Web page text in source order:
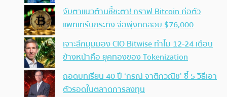
จับตาแนวต้านชี้ชะตา! กราฟ Bitcoin ก่อตัว
แพทเทิร์นกระทิง จ่อพุ่งทดสอบ $76,000
เจาะลึกมุมมอง CIO Bitwise ทำไม 12-24 เดือน
ข้างหน้าคือ ยุคทองของ Tokenization
ถอดบทเรียน 40 ปี ‘กรณ์ จาติกวณิช’ ชี้ 5 วิธีเอา
ตัวรอดในตลาดการลงทุน